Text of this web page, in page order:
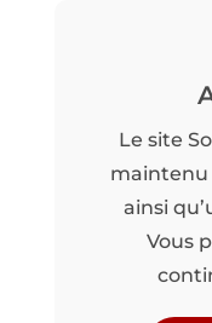
Le site
maintenu
ainsi
Vous